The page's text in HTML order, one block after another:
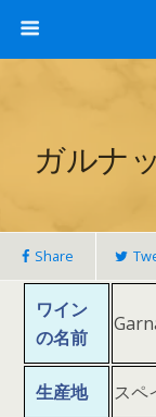
ガルナ
Share
ワイン
の名前
生産地 ス